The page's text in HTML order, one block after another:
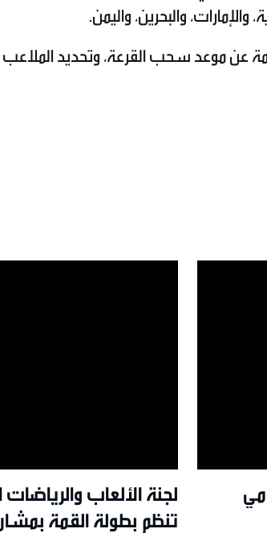
والبحرين، واليمن.
عن موعد سحب القرعة، وتحديد
لجنة الألعاب والرياضات
تنظم بطولة القمة